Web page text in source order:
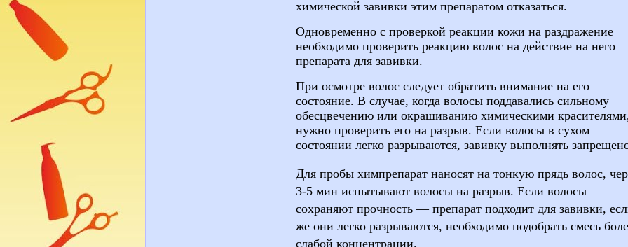
химической завивки этим препаратом отказаться.
Одновременно с проверкой реакции кожи на раздражение
необходимо проверить реакцию волос на действие на него
препарата для завивки.
При осмотре волос следует обратить внимание на его
состояние. В случае, когда волосы поддавались сильному
обесцвечению или окрашиванию химическими
нужно проверить его на разрыв. Если волосы в сухом
состоянии легко разрываются, завивку выполнять
Для пробы химпрепарат наносят на тонкую прядь волос,
3-5 мин испытывают волосы на разрыв. Если волосы
сохраняют прочность — препарат подходит для завивки,
же они легко раз­рываются, необходимо подобрать смесь
слабой концентрации.